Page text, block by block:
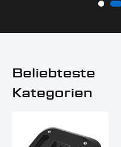
Beliebteste
Kategorien